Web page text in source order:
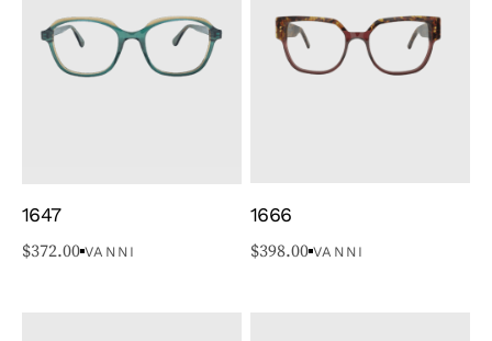
1647
$372.00 VANNI
1666
$398.00 VANNI